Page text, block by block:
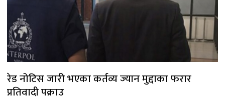
रेड नोटिस जारी भएका कर्तव्य ज्यान मुद्दाका फरार
प्रतिवादी पक्राउ